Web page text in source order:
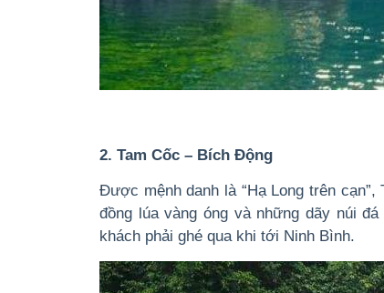
2. Tam Cốc – Bích Động
Được mệnh danh là “Hạ Long trên
đồng lúa vàng óng và những dãy núi
khách phải ghé qua khi tới Ninh Bình.